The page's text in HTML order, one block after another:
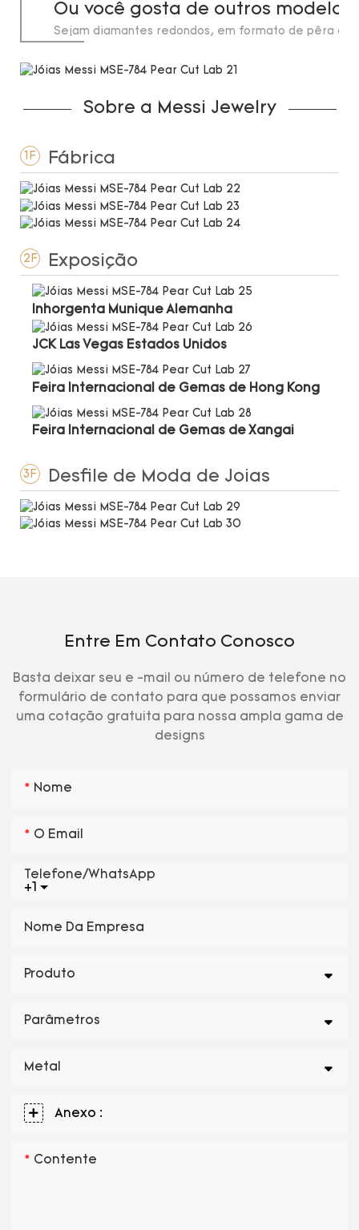
Ou você gosta de outros
Sejam diamantes redondos, em formato de pêra ou
Sobre a Messi Jewelry
1F Fábrica
2F Exposição
Inhorgenta Munique Alemanha
JCK Las Vegas Estados Unidos
Feira Internacional de Gemas de Hong Kong
Feira Internacional de Gemas de Xangai
3F Desfile de Moda de Joias
Entre Em Contato Conosco
Basta deixar seu e -mail ou número de telefone no
formulário de contato para que possamos enviar
uma cotação gratuita para nossa ampla gama de
designs
Nome
O Email
+1
Telefone/WhatsApp
Nome Da Empresa
Produto
Parâmetros
Metal
Anexo :
Contente